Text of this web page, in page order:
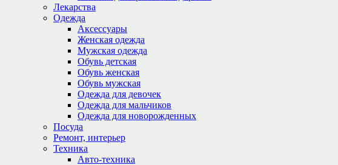
Лекарства
Одежда
Аксессуары
Женская одежда
Мужская одежда
Обувь детская
Обувь женская
Обувь мужская
Одежда для девочек
Одежда для мальчиков
Одежда для новорожденных
Посуда
Ремонт, интерьер
Техника
Авто-техника